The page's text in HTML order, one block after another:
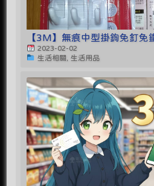
【3M】無痕中型掛鉤免釘免
2023-02-02
生活相關, 生活用品